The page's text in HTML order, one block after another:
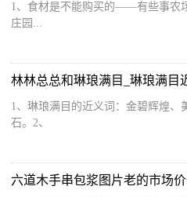
1、食材是不能购买的——有些事农
庄园...
林林总总和琳琅满目_琳琅满目
1、琳琅满目的近义词：金碧辉煌、
石。2、